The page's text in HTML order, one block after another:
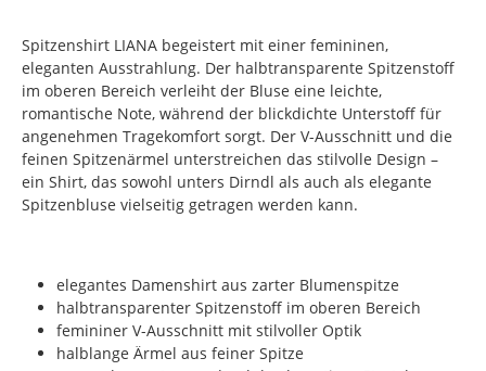
Spitzenshirt LIANA begeistert mit einer femininen,
eleganten Ausstrahlung. Der halbtransparente Spitzenstoff
im oberen Bereich verleiht der Bluse eine leichte,
romantische Note, während der blickdichte Unterstoff für
angenehmen Tragekomfort sorgt. Der V-Ausschnitt und die
feinen Spitzenärmel unterstreichen das stilvolle Design –
ein Shirt, das sowohl unters Dirndl als auch als elegante
Spitzenbluse vielseitig getragen werden kann.
elegantes Damenshirt aus zarter Blumenspitze
halbtransparenter Spitzenstoff im oberen Bereich
femininer V-Ausschnitt mit stilvoller Optik
halblange Ärmel aus feiner Spitze